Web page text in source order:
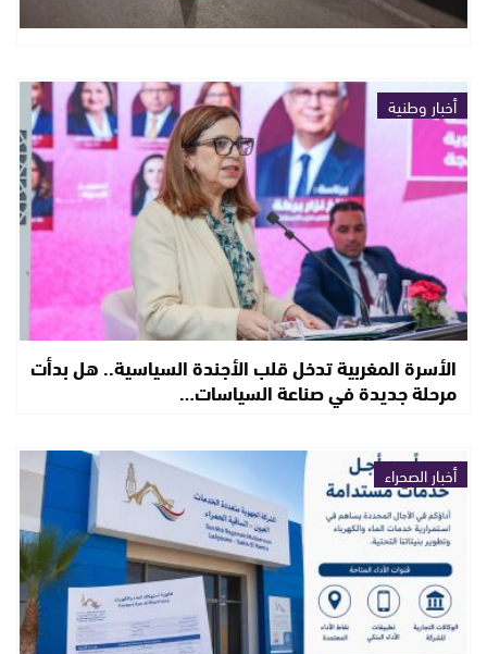
أخبار وطنية
الأسرة المغربية تدخل قلب الأجندة السياسية.. هل بدأت
مرحلة جديدة في صناعة السياسات…
أخبار الصحراء